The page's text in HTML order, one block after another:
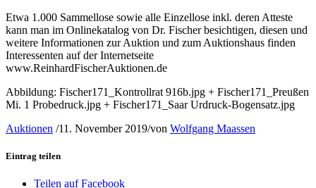
Etwa 1.000 Sammellose sowie alle Einzellose inkl. deren Atteste
kann man im Onlinekatalog von Dr. Fischer besichtigen, diesen und
weitere Informationen zur Auktion und zum Auktionshaus finden
Interessenten auf der Internetseite
www.ReinhardFischerAuktionen.de
Abbildung: Fischer171_Kontrollrat 916b.jpg + Fischer171_Preußen
Mi. 1 Probedruck.jpg + Fischer171_Saar Urdruck-Bogensatz.jpg
Auktionen /11. November 2019/von Wolfgang Maassen
Eintrag teilen
Teilen auf Facebook